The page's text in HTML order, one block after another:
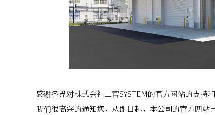
感谢各界对株式会社二宫SYSTEM的官方网站的支持和
我们很高兴的通知您，从即日起，本公司的官方网站